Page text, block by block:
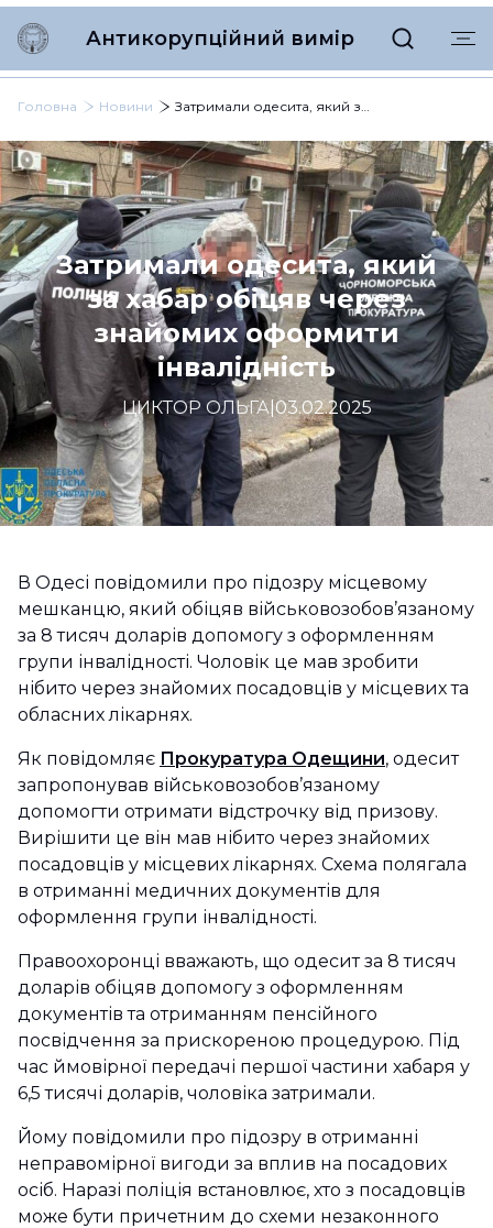
Антикорупційний вимір
Головна Новини Затримали одесита, який за хабар обіцяв через знайомих оформити інвалідність
Затримали одесита, який
за хабар обіцяв через
знайомих оформити
інвалідність
ЦИКТОР ОЛЬГА|03.02.2025
В Одесі повідомили про підозру місцевому
мешканцю, який обіцяв військовозобов’язаному
за 8 тисяч доларів допомогу з оформленням
групи інвалідності. Чоловік це мав зробити
нібито через знайомих посадовців у місцевих та
обласних лікарнях.
Як повідомляє Прокуратура Одещини, одесит
запропонував військовозобов’язаному
допомогти отримати відстрочку від призову.
Вирішити це він мав нібито через знайомих
посадовців у місцевих лікарнях. Схема полягала
в отриманні медичних документів для
оформлення групи інвалідності.
Правоохоронці вважають, що одесит за 8 тисяч
доларів обіцяв допомогу з оформленням
документів та отриманням пенсійного
посвідчення за прискореною процедурою. Під
час ймовірної передачі першої частини хабаря у
6,5 тисячі доларів, чоловіка затримали.
Йому повідомили про підозру в отриманні
неправомірної вигоди за вплив на посадових
осіб. Наразі поліція встановлює, хто з посадовців
може бути причетним до схеми незаконного